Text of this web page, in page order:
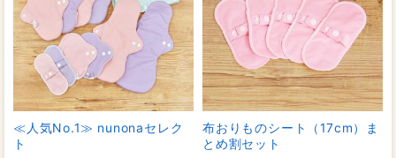
≪人気No.1≫ nunonaセレク
ト
布おりものシート（17cm）ま
とめ割セット